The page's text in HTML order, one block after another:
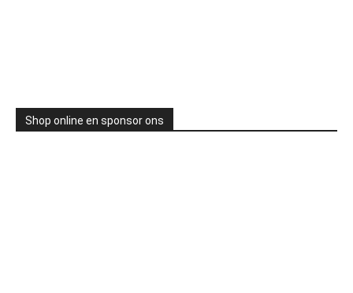
Shop online en sponsor ons